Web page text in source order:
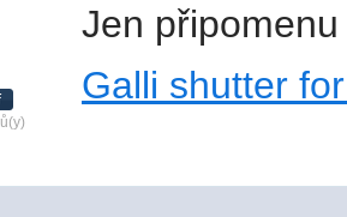
Jen
Galli shutter